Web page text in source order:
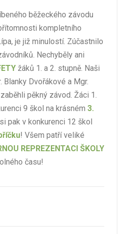
běžeckého závodu
kompletního
je již minulostí. Zúčastnilo
Nechyběly ani
žáků 1. a 2. stupně. Naši
Dvořákové a Mgr.
pěkný závod. Žáci 1.
9 škol na krásném 3.
pak v konkurenci 12 škol
! Všem patří veliké
REPREZENTACI ŠKOLY
času!